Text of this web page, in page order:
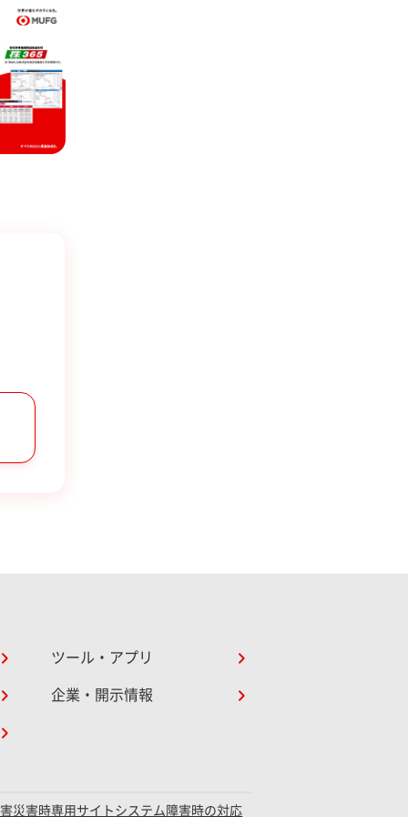
ツール・アプリ
企業・開示情報
災害時専用サイト システム障害時の対応